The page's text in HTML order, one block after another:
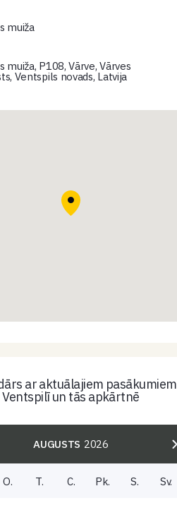
muiža
muiža, P108, Vārve, Vārves
Ventspils novads, Latvija
ar aktuālajiem pasākumiem
Ventspilī un tās apkārtnē
AUGUSTS 2026
O. T. C. Pk. S. Sv.